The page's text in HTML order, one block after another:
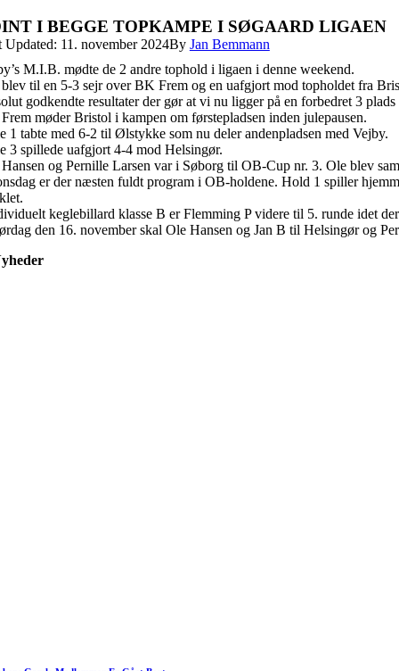
I BEGGE TOPKAMPE I SØGAARD LIGAEN
Updated: 11. november 2024By Jan Bemmann
M.I.B. mødte de 2 andre tophold i ligaen i denne weekend.
til en 5-3 sejr over BK Frem og en uafgjort mod topholdet fra
godkendte resultater der gør at vi nu ligger på en forbedret 3
møder Bristol i kampen om førstepladsen inden julepausen.
1 tabte med 6-2 til Ølstykke som nu deler andenpladsen med Vejby.
3 spillede uafgjort 4-4 mod Helsingør.
og Pernille Larsen var i Søborg til OB-Cup nr. 3. Ole blev
er der næsten fuldt program i OB-holdene. Hold 1 spiller
keglebillard klasse B er Flemming P videre til 5. runde idet
den 16. november skal Ole Hansen og Jan B til Helsingør og